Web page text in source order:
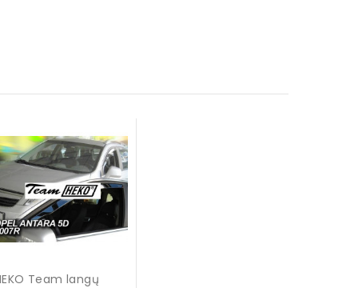
Team langų